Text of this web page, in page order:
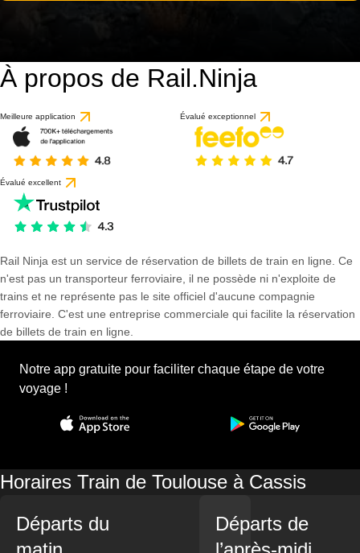
À propos de Rail.Ninja
Meilleure application Évalué exceptionnel
Évalué excellent
Rail Ninja est un service de réservation de billets de train en ligne. Ce
n'est pas un transporteur ferroviaire, il ne possède ni n'exploite de
trains et ne représente pas le site officiel d'aucune compagnie
ferroviaire. C'est une entreprise commerciale qui facilite la réservation
de billets de train en ligne.
Notre app gratuite pour faciliter chaque étape de votre
voyage !
Horaires Train de Toulouse à Cassis
Départs du
Départs de